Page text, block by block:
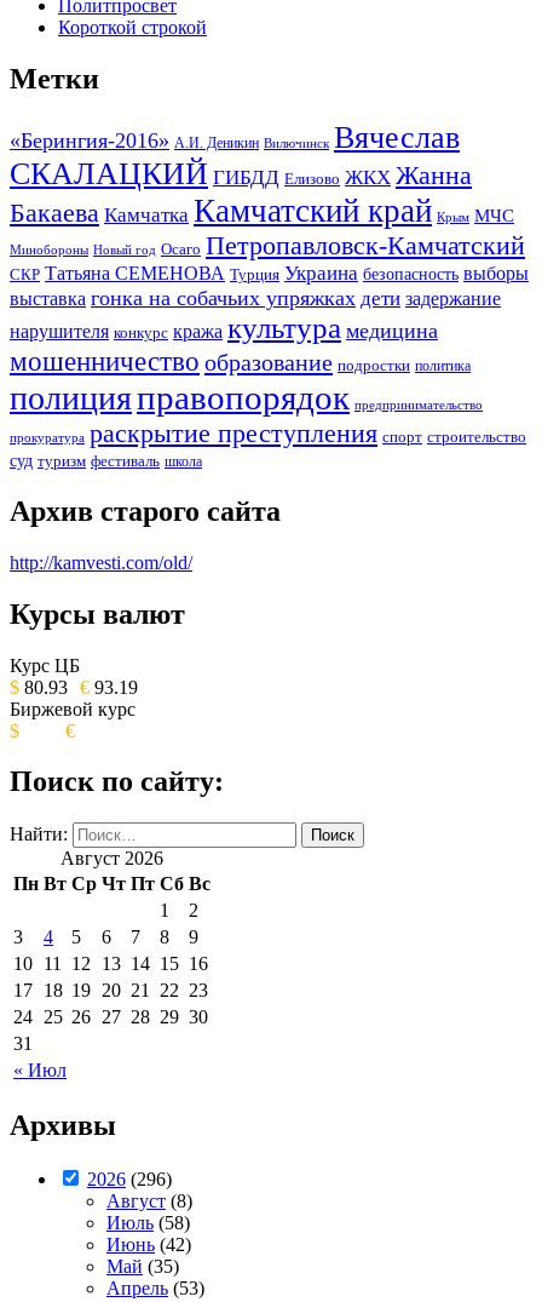
Политпросвет
Короткой строкой
Метки
«Берингия-2016» А.И. Деникин Вилючинск Вячеслав
СКАЛАЦКИЙ ГИБДД Елизово ЖКХ Жанна
Бакаева Камчатка Камчатский край Крым МЧС
Минобороны Новый год Осаго Петропавловск-Камчатский
СКР Татьяна СЕМЕНОВА Турция Украина безопасность выборы
выставка гонка на собачьих упряжках дети задержание
нарушителя конкурс кража культура медицина
мошенничество образование подростки политика
полицияправопорядок предпринимательство
прокуратура раскрытие преступления спорт строительство
суд туризм фестиваль школа
Архив старого сайта
http://kamvesti.com/old/
ОБЩЕСТВЕННО-ПОЛИТИЧЕСКОЕ
ИЗДАНИЕ КАМЧАТСКОГО КРАЯ.
Курсы валют
Курс ЦБ
$ 80.93 € 93.19
Биржевой курс
$
€
Поиск по сайту:
Найти:
Август 2026
Пн Вт Ср Чт Пт Сб Вс
« Июл
1
2
3
4 5 6 7 8
9
10 11 12 13 14 15 16
17 18 19 20 21 22 23
24 25 26 27 28 29 30
31
Архивы
2026 (296)
Август (8)
Июль (58)
Июнь (42)
Май (35)
Апрель (53)